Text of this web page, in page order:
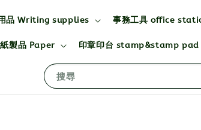
搜尋
品 Writing supplies 事務工具 office
紙製品 Paper 印章印台 stamp&stamp pad